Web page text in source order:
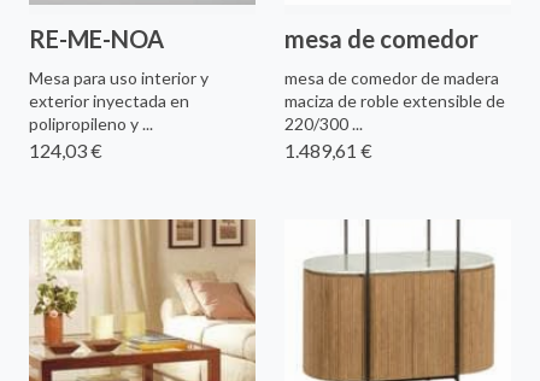
RE-ME-NOA
Mesa para uso interior y
exterior inyectada en
polipropileno y ...
124,03 €
mesa de comedor
mesa de comedor de madera
maciza de roble extensible de
220/300 ...
1.489,61 €